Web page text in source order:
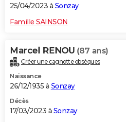
25/04/2023 à Sonzay
Famille SAINSON
Marcel RENOU (87 ans)
Créer une cagnotte obsèques
Naissance
26/12/1935 à Sonzay
Décès
17/03/2023 à Sonzay